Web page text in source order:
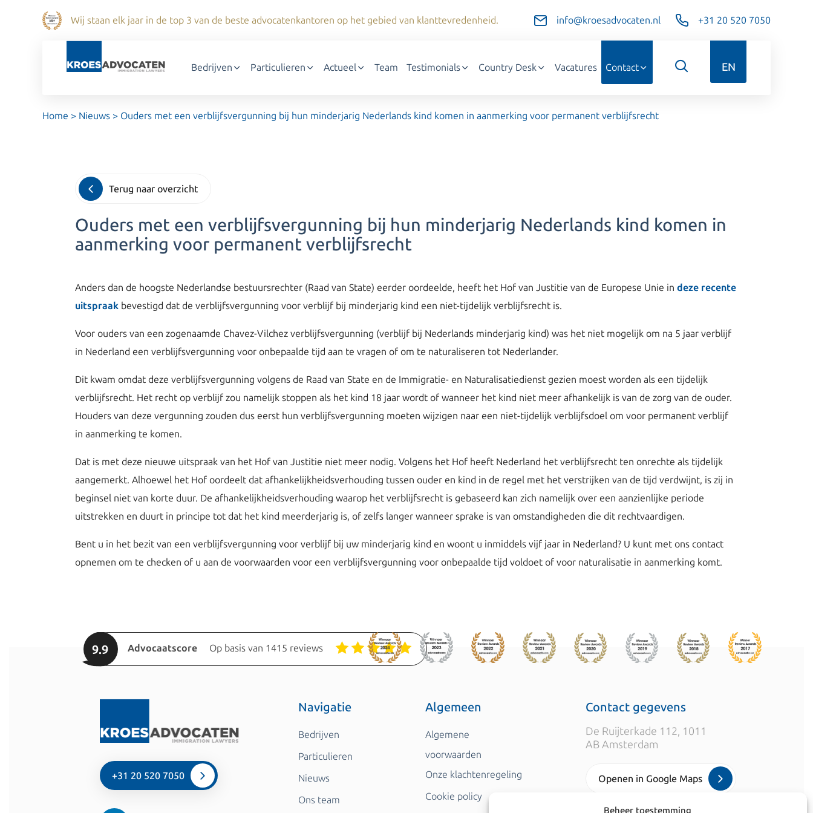
Beheer toestemming
Wij staan elk jaar in de top 3 van de beste advocatenkantoren op het gebied van klanttevredenheid. info@kroesadvocaten.nl +31 20 520 7050
Bedrijven Particulieren Actueel Team Testimonials Country Desk Vacatures Contact EN
Home > Nieuws > Ouders met een verblijfsvergunning bij hun minderjarig Nederlands kind komen in aanmerking voor permanent verblijfsrecht
Terug naar overzicht
Ouders met een verblijfsvergunning bij hun minderjarig Nederlands kind komen in
aanmerking voor permanent verblijfsrecht
Anders dan de hoogste Nederlandse bestuursrechter (Raad van State) eerder oordeelde, heeft het Hof van Justitie van de Europese Unie in deze recente
uitspraak bevestigd dat de verblijfsvergunning voor verblijf bij minderjarig kind een niet-tijdelijk verblijfsrecht is.
Voor ouders van een zogenaamde Chavez-Vilchez verblijfsvergunning (verblijf bij Nederlands minderjarig kind) was het niet mogelijk om na 5 jaar verblijf
in Nederland een verblijfsvergunning voor onbepaalde tijd aan te vragen of om te naturaliseren tot Nederlander.
Dit kwam omdat deze verblijfsvergunning volgens de Raad van State en de Immigratie- en Naturalisatiedienst gezien moest worden als een tijdelijk
verblijfsrecht. Het recht op verblijf zou namelijk stoppen als het kind 18 jaar wordt of wanneer het kind niet meer afhankelijk is van de zorg van de ouder.
Houders van deze vergunning zouden dus eerst hun verblijfsvergunning moeten wijzigen naar een niet-tijdelijk verblijfsdoel om voor permanent verblijf
in aanmerking te komen.
Dat is met deze nieuwe uitspraak van het Hof van Justitie niet meer nodig. Volgens het Hof heeft Nederland het verblijfsrecht ten onrechte als tijdelijk
aangemerkt. Alhoewel het Hof oordeelt dat afhankelijkheidsverhouding tussen ouder en kind in de regel met het verstrijken van de tijd verdwijnt, is zij in
beginsel niet van korte duur. De afhankelijkheidsverhouding waarop het verblijfsrecht is gebaseerd kan zich namelijk over een aanzienlijke periode
uitstrekken en duurt in principe tot dat het kind meerderjarig is, of zelfs langer wanneer sprake is van omstandigheden die dit rechtvaardigen.
Bent u in het bezit van een verblijfsvergunning voor verblijf bij uw minderjarig kind en woont u inmiddels vijf jaar in Nederland? U kunt met ons contact
opnemen om te checken of u aan de voorwaarden voor een verblijfsvergunning voor onbepaalde tijd voldoet of voor naturalisatie in aanmerking komt.
9.9 Advocaatscore Op basis van 1415 reviews
+31 20 520 7050
Navigatie
Bedrijven
Particulieren
Nieuws
Ons team
Algemeen
Algemene
voorwaarden
Onze klachtenregeling
Cookie policy
Contact gegevens
De Ruijterkade 112, 1011
AB Amsterdam
Openen in Google Maps